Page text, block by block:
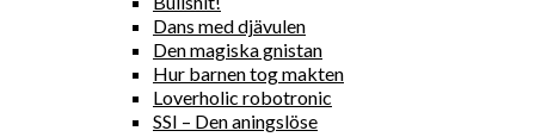
Dans med djävulen
Den magiska gnistan
Hur barnen tog makten
Loverholic robotronic
SSI – Den aningslöse